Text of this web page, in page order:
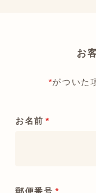
お
*がついた
お名前 *